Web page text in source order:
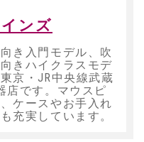
ンズ
き入門モデル、吹
きハイクラスモデ
京・JR中央線武蔵
店です。マウスピ
ケースやお手入れ
充実しています。